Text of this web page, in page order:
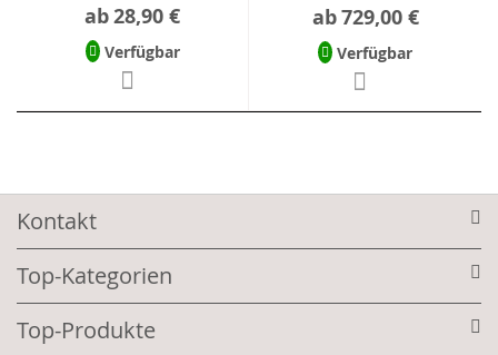
ab28,90 €
Verfügbar
ab729,00 €
Verfügbar
Kontakt
Top-Kategorien
Top-Produkte